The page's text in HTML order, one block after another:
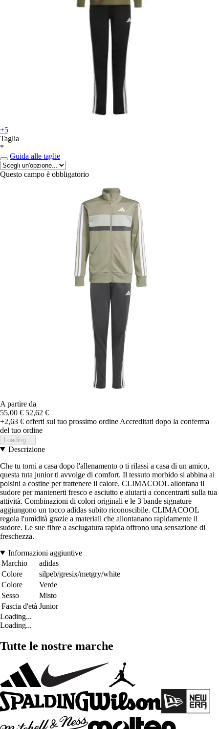
+5
Taglia
*
Guida alle taglie
Questo campo è obbligatorio
A partire da
55,00 € 52,62 €
+2,63 € offerti sul tuo prossimo ordine Accreditati dopo la conferma
del tuo ordine
Loading...
Descrizione
Che tu torni a casa dopo l'allenamento o ti rilassi a casa di un amico,
questa tuta junior ti avvolge di comfort. Il tessuto morbido si abbina ai
polsini a costine per trattenere il calore. CLIMACOOL allontana il
sudore per mantenerti fresco e asciutto e aiutarti a concentrarti sulla tua
attività. Combinazioni di colori originali e le 3 bande signature
aggiungono un tocco adidas subito riconoscibile. CLIMACOOL
regola l'umidità grazie a materiali che allontanano rapidamente il
sudore. Le sue fibre a asciugatura rapida offrono una sensazione di
freschezza.
Informazioni aggiuntive
Marchio
adidas
Colore
silpeb/gresix/metgry/white
Colore
Verde
Sesso
Misto
Fascia d'età Junior
Loading...
Loading...
Tutte le nostre marche